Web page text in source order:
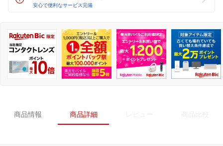
安心で便利なサービス完備
商品情報 商品詳細